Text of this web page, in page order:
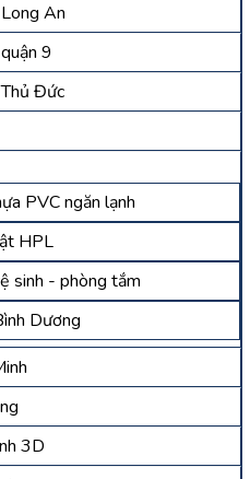
An
9
Đức
PVC ngăn lạnh
HPL
sinh - phòng tắm
Dương
3D